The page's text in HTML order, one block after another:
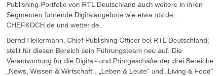
Publishing-Portfolio von RTL Deutschland auch weitere in ihren
Segmenten führende Digitalangebote wie etwa ntv.de,
CHEFKOCH.de und wetter.de.
Bernd Hellermann, Chief Publishing Officer bei RTL Deutschland,
stellt für diesen Bereich sein Führungsteam neu auf. Die
Verantwortung für die Digital- und Printgeschäfte der drei Bereiche
„News, Wissen & Wirtschaft“, „Leben & Leute“ und „Living & Food“